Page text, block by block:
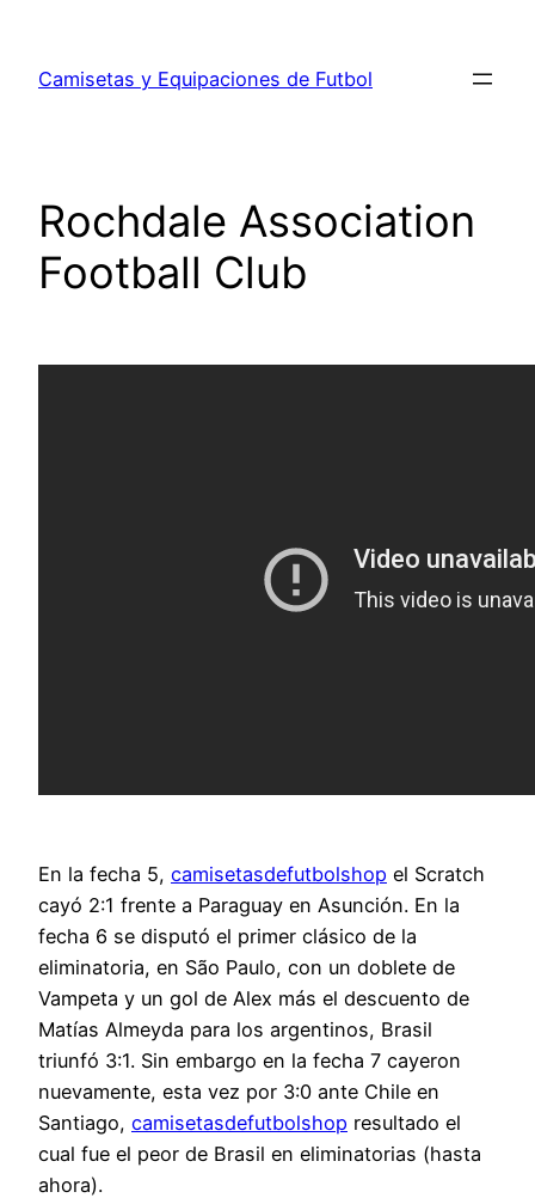
contenido
Camisetas y Equipaciones de Futbol
Rochdale Association
Football Club
En la fecha 5, camisetasdefutbolshop el Scratch
cayó 2:1 frente a Paraguay en Asunción. En la
fecha 6 se disputó el primer clásico de la
eliminatoria, en São Paulo, con un doblete de
Vampeta y un gol de Alex más el descuento de
Matías Almeyda para los argentinos, Brasil
triunfó 3:1. Sin embargo en la fecha 7 cayeron
nuevamente, esta vez por 3:0 ante Chile en
Santiago, camisetasdefutbolshop resultado el
cual fue el peor de Brasil en eliminatorias (hasta
ahora).